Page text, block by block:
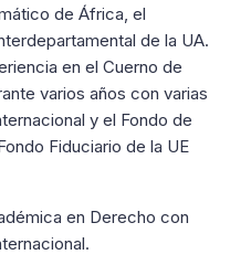
de África, el
de la UA.
en el Cuerno de
varios años con varias
y el Fondo de
Fiduciario de la UE
en Derecho con
Internacional.